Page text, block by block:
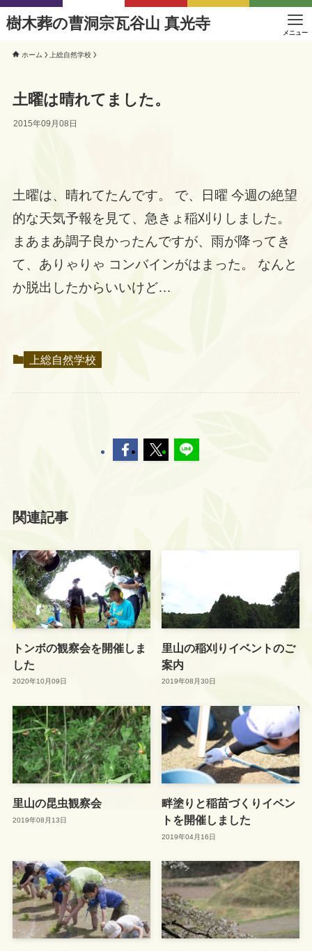
樹木葬の曹洞宗瓦谷山 真光寺
メニュー
ホーム 上総自然学校
土曜は晴れてました。
2015年09月08日
土曜は、晴れてたんです。 で、日曜 今週の絶望
的な天気予報を見て、急きょ稲刈りしました。
まあまあ調子良かったんですが、雨が降ってき
て、ありゃりゃ コンバインがはまった。 なんと
か脱出したからいいけど…
上総自然学校
関連記事
トンボの観察会を開催しま
した
2020年10月09日
里山の稲刈りイベントのご
案内
2019年08月30日
里山の昆虫観察会
2019年08月13日
畔塗りと稲苗づくりイベン
トを開催しました
2019年04月16日